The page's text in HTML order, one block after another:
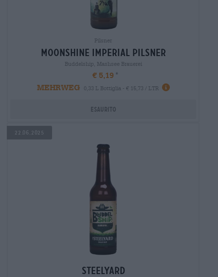
Pilsner
moonshine imperial Pilsner
Buddelship, Mashsee Brauerei
€ 5,19
MEHRWEG
0,33 L Bottiglia - € 15,73 / LTR
Esaurito
22.06.2025
steelyard